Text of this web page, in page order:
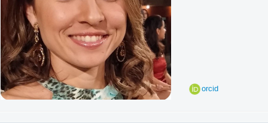
orcid